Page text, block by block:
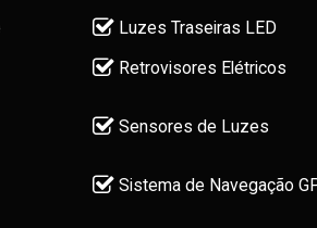
Luzes Traseiras LED
Retrovisores Elétricos
Sensores de Luzes
Sistema de Navegação